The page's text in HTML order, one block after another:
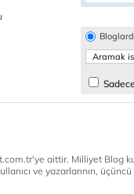
aittir. Milliyet Blog
ve yazarlarının,